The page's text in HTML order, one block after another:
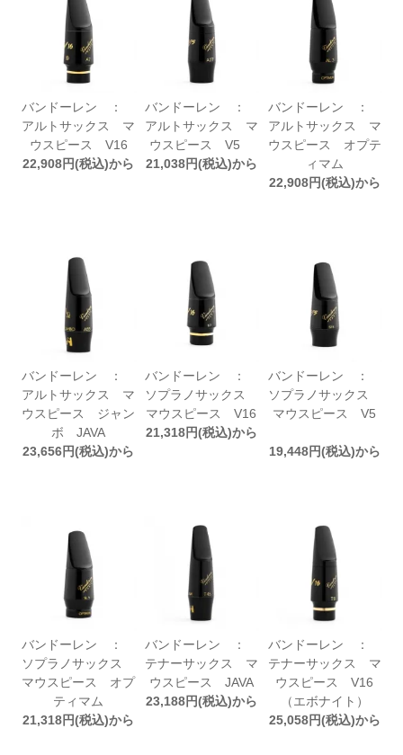
バンドーレン ：
アルトサックス マ
ウスピース V16
22,908円(税込)から
バンドーレン ：
アルトサックス マ
ウスピース V5
21,038円(税込)から
バンドーレン ：
アルトサックス マ
ウスピース オプテ
ィマム
22,908円(税込)から
バンドーレン ：
アルトサックス マ
ウスピース ジャン
ボ JAVA
23,656円(税込)から
バンドーレン ：
ソプラノサックス
マウスピース V16
21,318円(税込)から
バンドーレン ：
ソプラノサックス
マウスピース V5
19,448円(税込)から
バンドーレン ：
ソプラノサックス
マウスピース オプ
ティマム
21,318円(税込)から
バンドーレン ：
テナーサックス マ
ウスピース JAVA
23,188円(税込)から
バンドーレン ：
テナーサックス マ
ウスピース V16
（エボナイト）
25,058円(税込)から